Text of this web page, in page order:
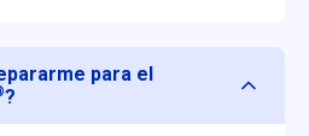
para el
?